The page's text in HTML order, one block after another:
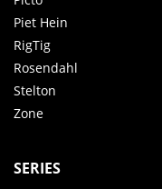
Piet Hein
RigTig
Rosendahl
Stelton
Zone
SERIES